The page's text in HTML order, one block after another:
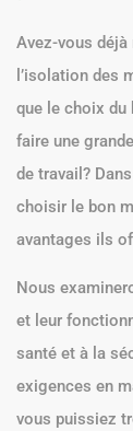
Avez-vous
l’isolation des
que le choix du
faire une
de travail?
choisir le bon
avantages ils
Nous
et leur
santé et à la
exigences en
vous puissiez